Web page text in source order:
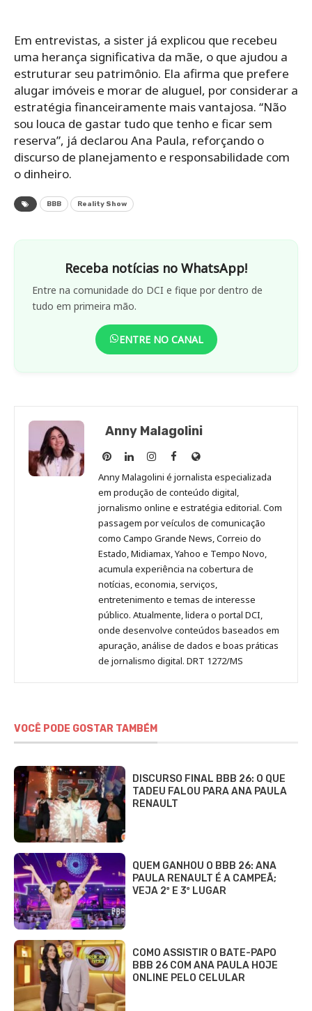
Em entrevistas, a sister já explicou que recebeu
uma herança significativa da mãe, o que ajudou a
estruturar seu patrimônio. Ela afirma que prefere
alugar imóveis e morar de aluguel, por considerar a
estratégia financeiramente mais vantajosa. “Não
sou louca de gastar tudo que tenho e ficar sem
reserva”, já declarou Ana Paula, reforçando o
discurso de planejamento e responsabilidade com
o dinheiro.
BBB Reality Show
Receba notícias no WhatsApp!
Entre na comunidade do DCI e fique por dentro de
tudo em primeira mão.
ENTRE NO CANAL
Anny Malagolini
Anny
Malagolini
no
Pinterest
Anny
Malagolini
no
LinkedIn
Anny
Malagolini
no
Instagram
Anny
Malagolini
no
Facebook
Site
de
Anny
Malagolini
Anny Malagolini é jornalista especializada
em produção de conteúdo digital,
jornalismo online e estratégia editorial. Com
passagem por veículos de comunicação
como Campo Grande News, Correio do
Estado, Midiamax, Yahoo e Tempo Novo,
acumula experiência na cobertura de
notícias, economia, serviços,
entretenimento e temas de interesse
público. Atualmente, lidera o portal DCI,
onde desenvolve conteúdos baseados em
apuração, análise de dados e boas práticas
de jornalismo digital. DRT 1272/MS
VOCÊ PODE GOSTAR TAMBÉM
DISCURSO FINAL BBB 26: O QUE
TADEU FALOU PARA ANA PAULA
RENAULT
QUEM GANHOU O BBB 26: ANA
PAULA RENAULT É A CAMPEÃ;
VEJA 2º E 3º LUGAR
COMO ASSISTIR O BATE-PAPO
BBB 26 COM ANA PAULA HOJE
ONLINE PELO CELULAR